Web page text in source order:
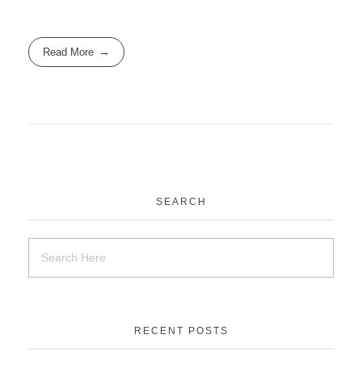
Read More
SEARCH
RECENT POSTS